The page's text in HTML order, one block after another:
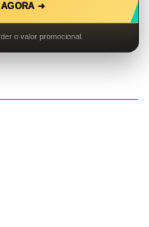
AGORA ➜
o valor promocional.